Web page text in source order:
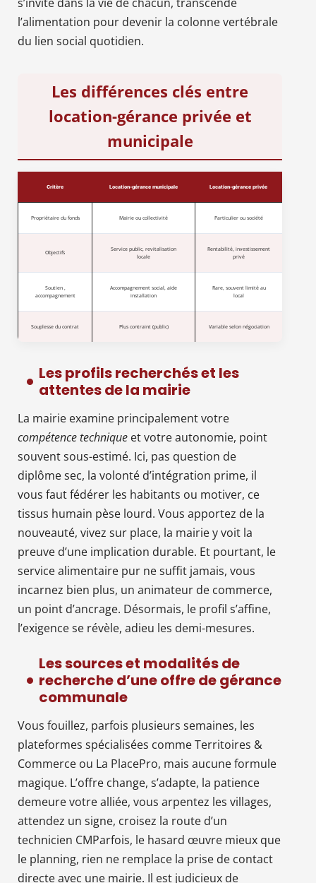
l’alimentation pour devenir la colonne vertébrale
du lien social quotidien.
Les différences clés entre
location-gérance privée et
municipale
Critère Location-gérance municipale Location-gérance privée
Propriétaire du fonds Mairie ou collectivité Particulier ou société
Objectifs
Service public, revitalisation
locale
Rentabilité, investissement
privé
Soutien ,
accompagnement
Accompagnement social, aide
installation
Rare, souvent limité au
local
Souplesse du contrat Plus contraint (public) Variable selon négociation
Les profils recherchés et les
attentes de la mairie
La mairie examine principalement votre
compétence technique et votre autonomie, point
souvent sous-estimé. Ici, pas question de
diplôme sec, la volonté d’intégration prime, il
vous faut fédérer les habitants ou motiver, ce
tissus humain pèse lourd. Vous apportez de la
nouveauté, vivez sur place, la mairie y voit la
preuve d’une implication durable. Et pourtant, le
service alimentaire pur ne suffit jamais, vous
incarnez bien plus, un animateur de commerce,
un point d’ancrage. Désormais, le profil s’affine,
l’exigence se révèle, adieu les demi-mesures.
Les sources et modalités de
recherche d’une offre de gérance
communale
Vous fouillez, parfois plusieurs semaines, les
plateformes spécialisées comme Territoires &
Commerce ou La PlacePro, mais aucune formule
magique. L’offre change, s’adapte, la patience
demeure votre alliée, vous arpentez les villages,
attendez un signe, croisez la route d’un
technicien CMParfois, le hasard œuvre mieux que
le planning, rien ne remplace la prise de contact
directe avec une mairie. Il est judicieux de